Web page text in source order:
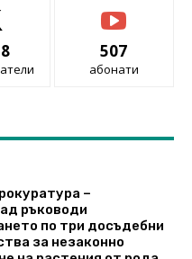
507
абонати
–
ръководи
по три досъдебни
за незаконно